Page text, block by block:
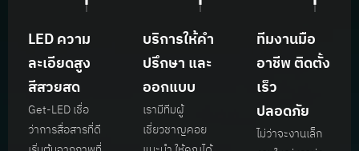
LED ความ
ละเอียดสูง
สีสวยสด
Get-LED เชื่อ
ว่าการสื่อสารที่ดี
บริการให้คำ
ปรึกษา และ
ออกแบบ
เรามีทีมผู้
เชี่ยวชาญคอย
ทีมงานมือ
อาชีพ ติดตั้ง
เร็ว
ปลอดภัย
ไม่ว่าจะงานเล็ก